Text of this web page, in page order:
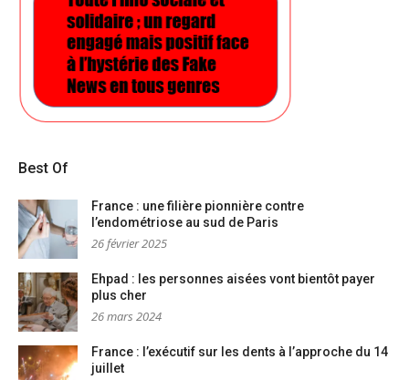
Best Of
France : une filière pionnière contre
l’endométriose au sud de Paris
26 février 2025
Ehpad : les personnes aisées vont bientôt payer
plus cher
26 mars 2024
France : l’exécutif sur les dents à l’approche du 14
juillet